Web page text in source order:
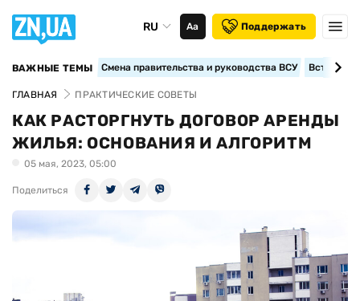
RU Аа Поддержать
ВАЖНЫЕ ТЕМЫ Смена правительства и руководства ВСУ
ГЛАВНАЯ ПРАКТИЧЕСКИЕ СОВЕТЫ
КАК РАСТОРГНУТЬ ДОГОВОР АРЕНДЫ
ЖИЛЬЯ: ОСНОВАНИЯ И АЛГОРИТМ
05 мая, 2023, 05:00
Поделиться